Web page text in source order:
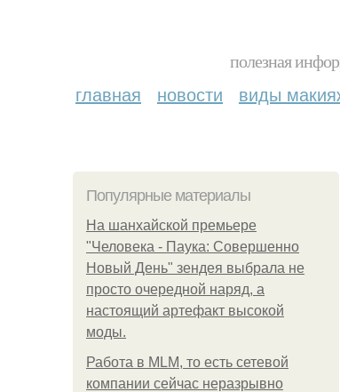
полезная
главная новости виды
Популярные материалы
На шанхайской премьере
"Человека - Паука: Совершенно
Новый День" зендея выбрала не
просто очередной наряд, а
настоящий артефакт высокой
моды.
Работа в MLM, то есть сетевой
компании сейчас неразрывно